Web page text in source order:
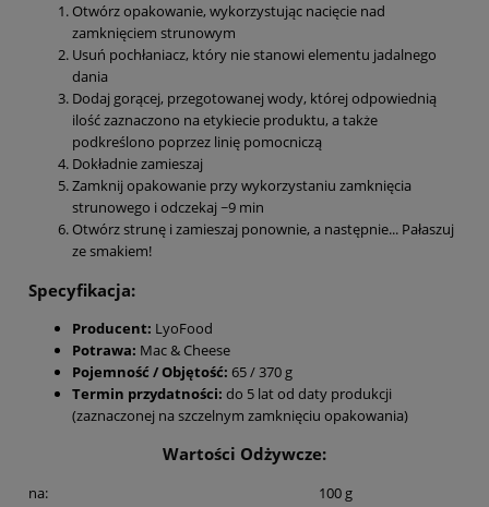
Otwórz opakowanie, wykorzystując nacięcie nad
zamknięciem strunowym
Usuń pochłaniacz, który nie stanowi elementu jadalnego
dania
Dodaj gorącej, przegotowanej wody, której odpowiednią
ilość zaznaczono na etykiecie produktu, a także
podkreślono poprzez linię pomocniczą
Dokładnie zamieszaj
Zamknij opakowanie przy wykorzystaniu zamknięcia
strunowego i odczekaj ~9 min
Otwórz strunę i zamieszaj ponownie, a następnie... Pałaszuj
ze smakiem!
Specyfikacja:
Producent: LyoFood
Potrawa: Mac & Cheese
Pojemność / Objętość: 65 / 370 g
Termin przydatności: do 5 lat od daty produkcji
(zaznaczonej na szczelnym zamknięciu opakowania)
Wartości Odżywcze:
na:
100 g